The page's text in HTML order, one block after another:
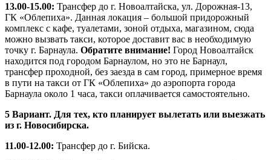
13.00-15.00: Трансфер до г. Новоалтайска, ул. Дорожная-13,
ГК «Облепиха». Данная локация – большой придорожный
комплекс с кафе, туалетами, зоной отдыха, магазином, сюда
можно вызвать такси, которое доставит вас в необходимую
точку г. Барнаула. Обратите внимание! Город Новоалтайск
находится под городом Барнаулом, но это не Барнаул,
трансфер проходной, без заезда в сам город, примерное время
в пути на такси от ГК «Облепиха» до аэропорта города
Барнаула около 1 часа, такси оплачивается самостоятельно.
5 Вариант. Для тех, кто планирует вылетать или выезжать
из г. Новосибирска.
11.00-12.00: Трансфер до г. Бийска.